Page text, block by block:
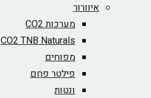
איוורור
מערכות CO2
CO2 TNB Naturals
מפוחים
פילטר פחם
ונטות